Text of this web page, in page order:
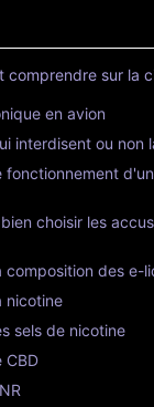
comprendre sur la
en avion
interdisent ou non
fonctionnement
choisir les
composition des e-
nicotine
sels de nicotine
CBD